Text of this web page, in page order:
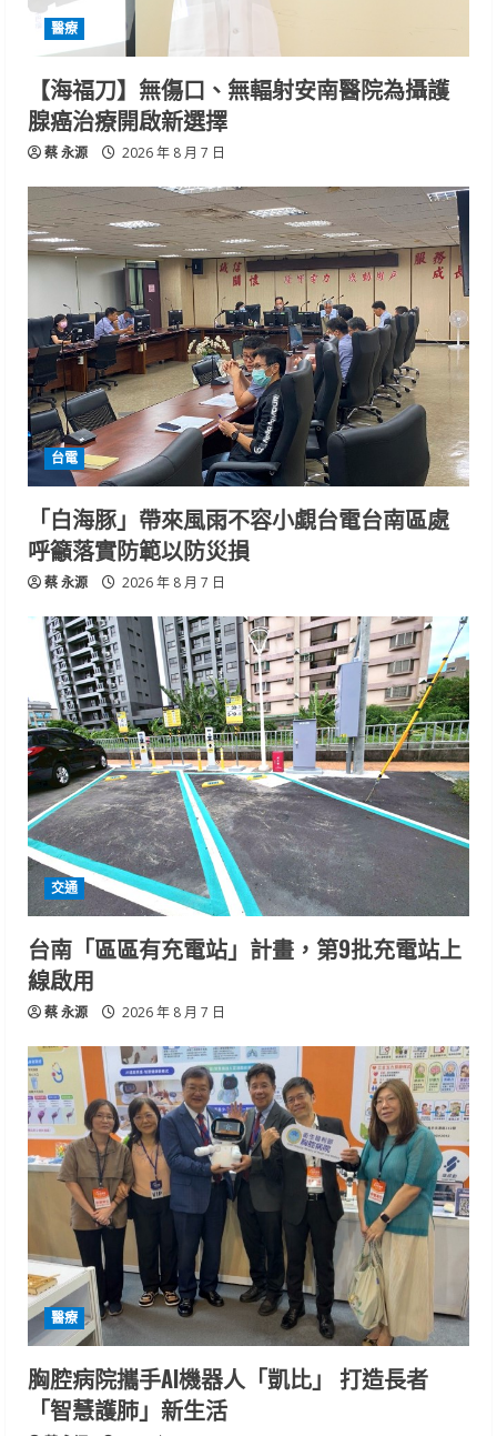
醫療
【海福刀】無傷口、無輻射安南醫院為攝護
腺癌治療開啟新選擇
蔡 永源 2026 年 8 月 7 日
台電
「白海豚」帶來風雨不容小覷台電台南區處
呼籲落實防範以防災損
蔡 永源 2026 年 8 月 7 日
交通
台南「區區有充電站」計畫，第9批充電站上
線啟用
蔡 永源 2026 年 8 月 7 日
醫療
胸腔病院攜手AI機器人「凱比」 打造長者
「智慧護肺」新生活